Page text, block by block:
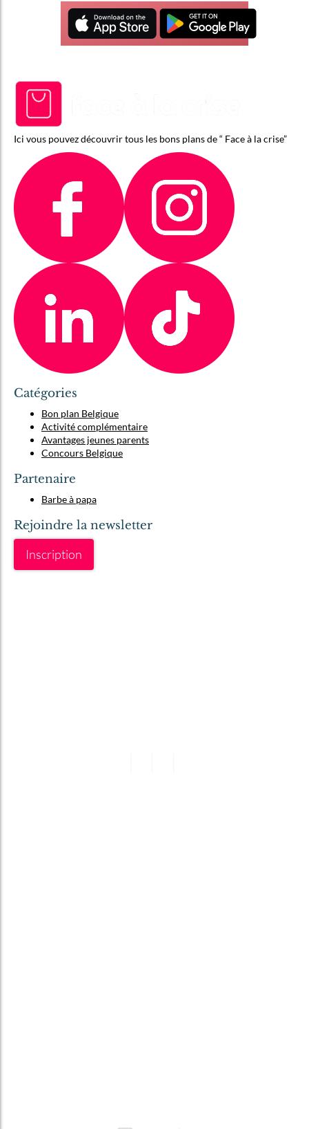
Ici vous pouvez découvrir tous les bons plans de “ Face à la crise”
Catégories
Bon plan Belgique
Activité complémentaire
Avantages jeunes parents
Concours Belgique
Partenaire
Barbe à papa
Rejoindre la newsletter
Inscription